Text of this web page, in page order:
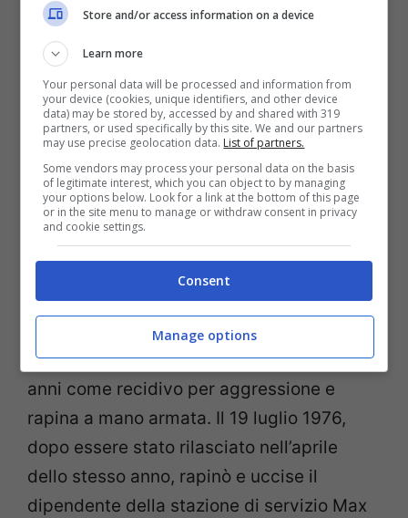
Stati Uniti nel 1976 e il 36enne fu il primo
criminale giustiziato
legge. Ora le sue ultime parole
campeggiano anche sulle magliette Nike,
mentre le sue cornee – donate poche ore
dopo l’esecuzione – hanno ispirato una
canzone di successo, “Gary Gilmore’s
Eyes”.
Gilmore aveva trascorso gran parte della
sua vita in prigione dopo essersi messo nei
guai con la legge in seguito alla morte di
suo padre. Nel 1964, fu condannato a 15
anni come recidivo per aggressione e
rapina a mano armata. Il 19 luglio 1976,
dopo essere stato rilasciato nell’aprile
dello stesso anno, rapinò e uccise il
dipendente della stazione di servizio Max
Store and/or access information on a device
Learn more
Your personal data will be processed and information from
your device (cookies, unique identifiers, and other device
data) may be stored by, accessed by and shared with 319
partners, or used specifically by this site. We and our partners
may use precise geolocation data. List of partners.
Some vendors may process your personal data on the basis
of legitimate interest, which you can object to by managing
your options below. Look for a link at the bottom of this page
or in the site menu to manage or withdraw consent in privacy
and cookie settings.
Consent
Manage options